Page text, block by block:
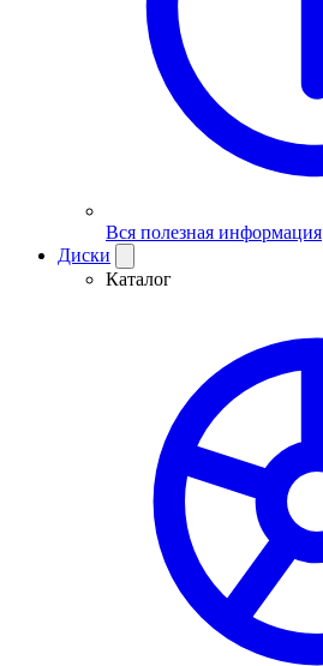
Вся полезная информация
Диски
Каталог